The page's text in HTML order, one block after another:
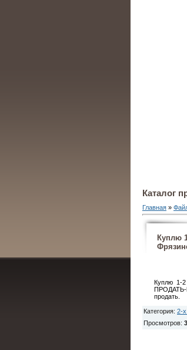
Каталог
Главная »
Куплю
Куплю 1-
ПРОДАТЬ-
продать.
Категория: 2-
Просмотров: